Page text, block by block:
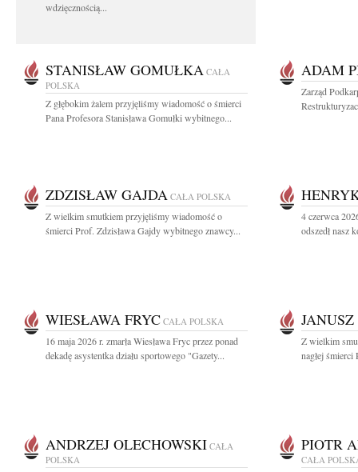
wdzięcznością...
STANISŁAW GOMUŁKA CAŁA
POLSKA
Z głębokim żalem przyjęliśmy wiadomość o śmierci
Pana Profesora Stanisława Gomułki wybitnego...
ADAM
Zarząd
ZDZISŁAW GAJDA CAŁA POLSKA
Z wielkim smutkiem przyjęliśmy wiadomość o
śmierci Prof. Zdzisława Gajdy wybitnego znawcy...
4 czerwca
odszedł nasz
WIESŁAWA FRYC CAŁA POLSKA
16 maja 2026 r. zmarła Wiesława Fryc przez ponad
dekadę asystentka działu sportowego "Gazety...
Z wielkim
nagłej
ANDRZEJ OLECHOWSKI CAŁA
POLSKA
PIOTR
CAŁA